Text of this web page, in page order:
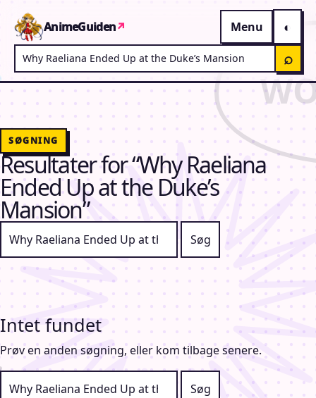
AnimeGuiden↗
Menu
Søg på AnimeGuiden
⌕
SØGNING
Resultater for “Why Raeliana
Ended Up at the Duke’s
Mansion”
Intet fundet
Prøv en anden søgning, eller kom tilbage senere.